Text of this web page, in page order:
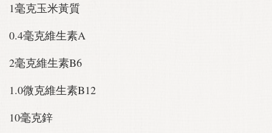
1毫克玉米黃質
0.4毫克維生素A
2毫克維生素B6
1.0微克維生素B12
10毫克鋅